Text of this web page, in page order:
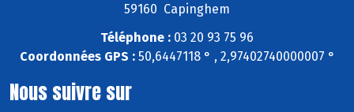
59160 Capinghem
Téléphone : 03 20 93 75 96
Coordonnées GPS :50,6447118 ° , 2,97402740000007 °
Nous suivre sur